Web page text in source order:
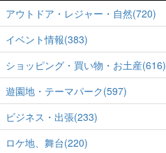
アウトドア・レジャー・自然(720)
イベント情報(383)
ショッピング・買い物・お土産(616)
遊園地・テーマパーク(597)
ビジネス・出張(233)
ロケ地、舞台(220)